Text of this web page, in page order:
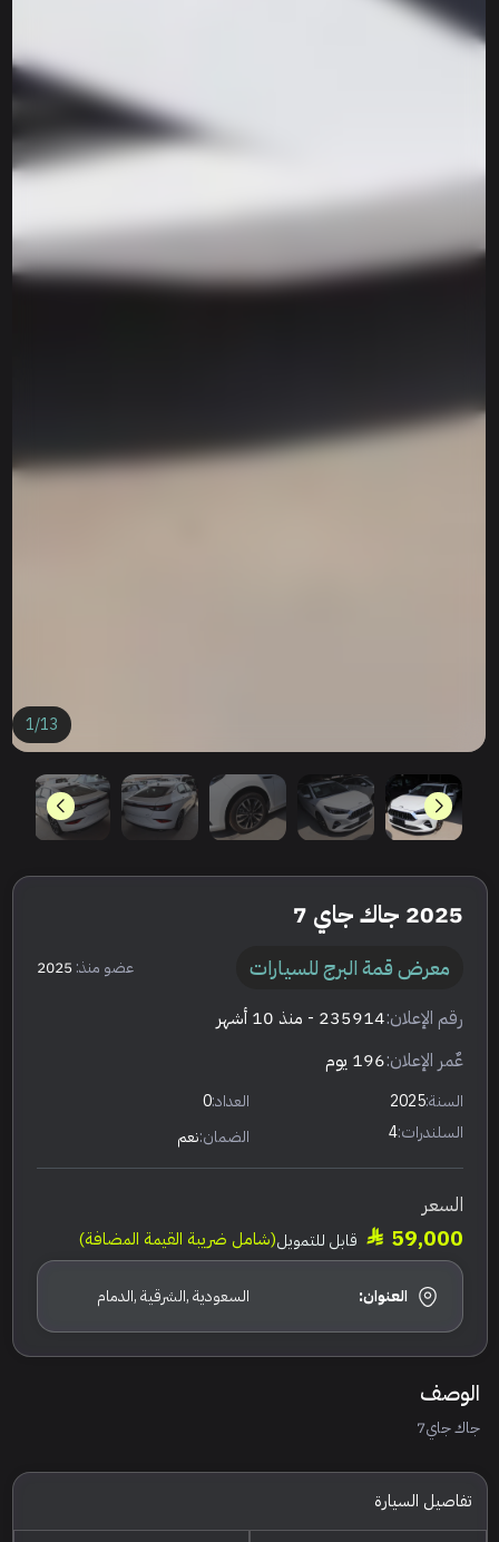
1/13
2025 جاك جاي 7
معرض قمة البرج للسيارات عضو منذ:2025
رقم الإعلان:235914 - منذ 10 أشهر
عٌمر الإعلان:196 يوم
السنة:2025 العداد:0
السلندرات:4 الضمان:نعم
السعر
59,000 قابل للتمويل(شامل ضريبة القيمة المضافة)
العنوان: السعودية ,الشرقية ,الدمام
الوصف
جاك جاي7
تفاصيل السيارة